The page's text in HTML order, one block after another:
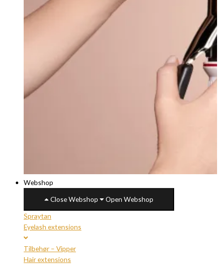
Webshop
Close Webshop
Open Webshop
Spraytan
Eyelash extensions
Tilbehør – Vipper
Hair extensions